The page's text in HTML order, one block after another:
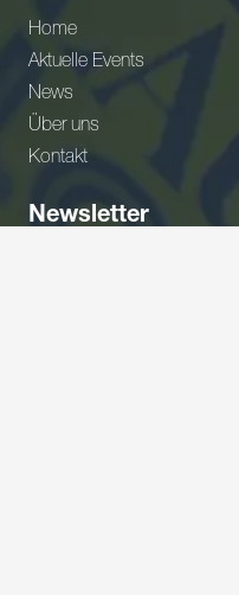
Home
Aktuelle Events
News
Über uns
Kontakt
Newsletter